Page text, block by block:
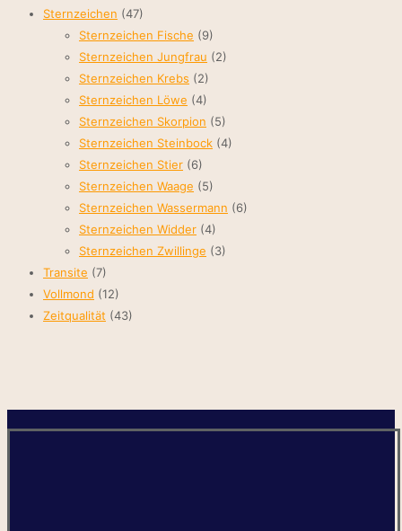
Sternzeichen (47)
Sternzeichen Fische (9)
Sternzeichen Jungfrau (2)
Sternzeichen Krebs (2)
Sternzeichen Löwe (4)
Sternzeichen Skorpion (5)
Sternzeichen Steinbock (4)
Sternzeichen Stier (6)
Sternzeichen Waage (5)
Sternzeichen Wassermann (6)
Sternzeichen Widder (4)
Sternzeichen Zwillinge (3)
Transite (7)
Vollmond (12)
Zeitqualität (43)